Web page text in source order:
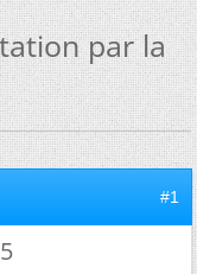
par la
#1